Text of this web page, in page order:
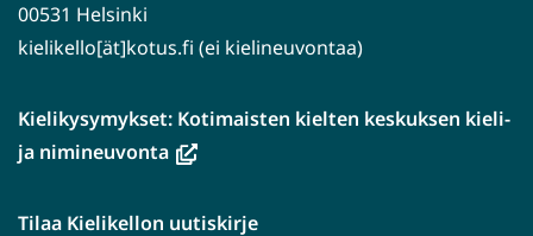
00531 Helsinki
kielikello[ät]kotus.fi (ei kielineuvontaa)
Kielikysymykset: Kotimaisten kielten keskuksen kieli-
ja nimineuvonta(avautuu
ikkunaan,
Tilaa Kielikellon uutiskirje